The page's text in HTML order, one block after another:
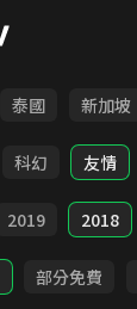
泰國 新加坡
科幻 友情
2019 2018
部分免費